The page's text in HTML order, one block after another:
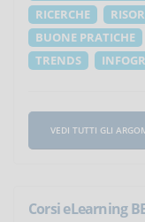
RICERCHE
BUONE PRATICHE
TRENDS
VEDI TUTTI GLI
Corsi eLearning